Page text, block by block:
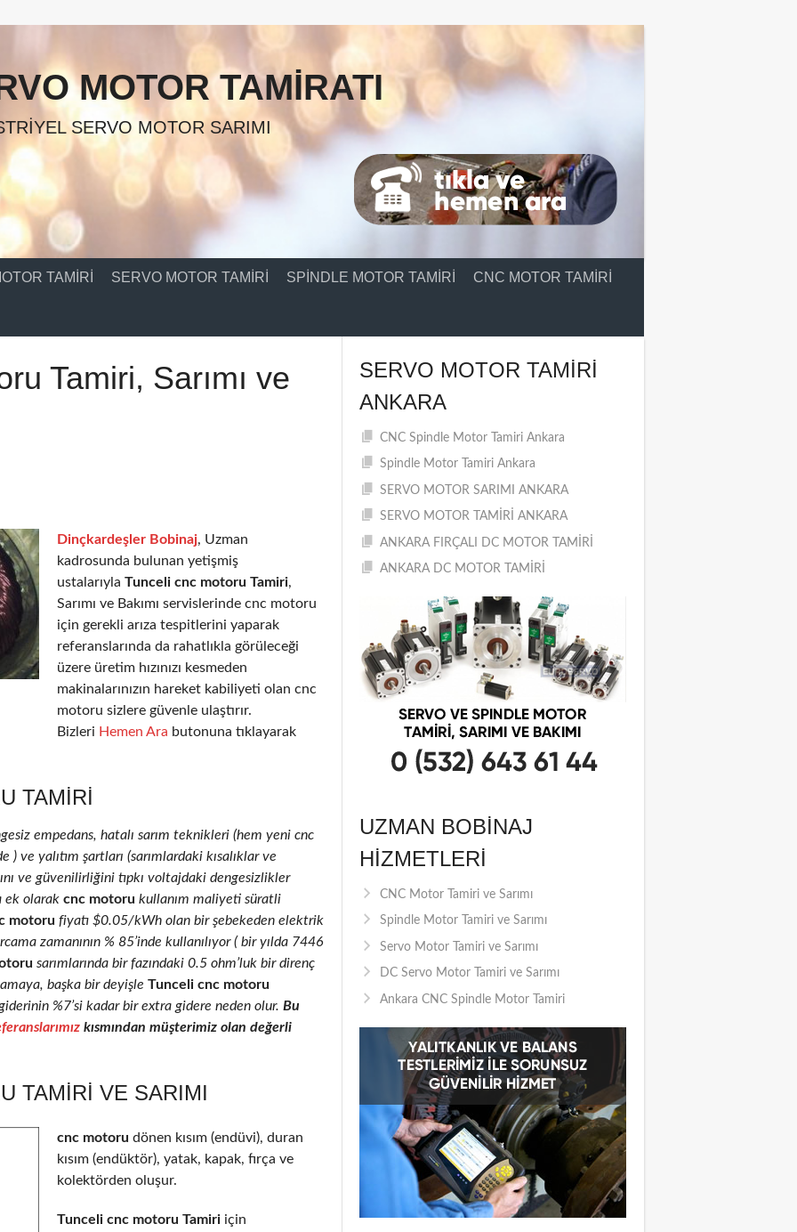
MOTOR TAMIRATI
SERVO MOTOR SARIMI
TAMIRI SERVO MOTOR TAMIRI SPINDLE MOTOR TAMIRI CNC MOTOR TAMIRI
Tamiri, Sarımı ve
Dinçkardeşler Bobinaj, Uzman
kadrosunda bulunan yetişmiş
ustalarıyla Tunceli cnc motoru Tamiri,
Sarımı ve Bakımı servislerinde cnc motoru
için gerekli arıza tespitlerini yaparak
referanslarında da rahatlıkla görüleceği
üzere üretim hızınızı kesmeden
makinalarınızın hareket kabiliyeti olan cnc
motoru sizlere güvenle ulaştırır.
Bizleri Hemen Ara butonuna tıklayarak
TAMIRI
empedans, hatalı sarım teknikleri (hem yeni cnc
ve yalıtım şartları (sarımlardaki kısalıklar ve
ve güvenilirliğini tıpkı voltajdaki dengesizlikler
ek olarak cnc motoru kullanım maliyeti süratli
motoru fiyatı $0.05/kWh olan bir şebekeden elektrik
zamanının % 85’inde kullanılıyor ( bir yılda 7446
sarımlarında bir fazındaki 0.5 ohm’luk bir direnç
başka bir deyişle Tunceli cnc motoru
%7’si kadar bir extra gidere neden olur. Bu
kısmından müşterimiz olan değerli
TAMIRI VE SARIMI
cnc motoru dönen kısım (endüvi), duran
kısım (endüktör), yatak, kapak, fırça ve
kolektörden oluşur.
Tunceli cnc motoru Tamiri için
SERVO MOTOR TAMIRI
ANKARA
CNC Spindle Motor Tamiri Ankara
Spindle Motor Tamiri Ankara
SERVO MOTOR SARIMI ANKARA
SERVO MOTOR TAMİRİ ANKARA
ANKARA FIRÇALI DC MOTOR TAMİRİ
ANKARA DC MOTOR TAMİRİ
UZMAN BOBINAJ
HIZMETLERI
CNC Motor Tamiri ve Sarımı
Spindle Motor Tamiri ve Sarımı
Servo Motor Tamiri ve Sarımı
DC Servo Motor Tamiri ve Sarımı
Ankara CNC Spindle Motor Tamiri